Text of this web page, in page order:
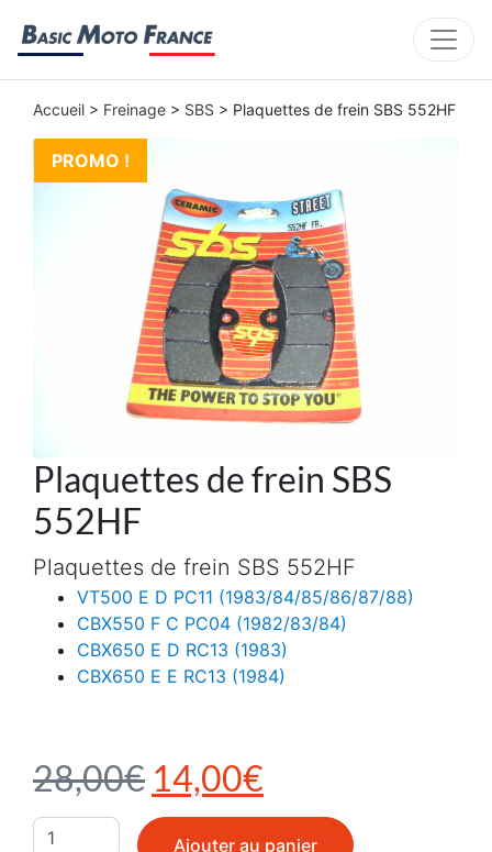
Accueil > Freinage > SBS > Plaquettes de frein SBS 552HF
PROMO !
Plaquettes de frein SBS
552HF
28,00€ Le prix initial était :
14,00€
Plaquettes de frein SBS 552HF
VT500 E D PC11 (1983/84/85/86/87/88)
CBX550 F C PC04 (1982/83/84)
CBX650 E D RC13 (1983)
CBX650 E E RC13 (1984)
quantité de Plaquettes de frein SBS 552HF
Ajouter au panier